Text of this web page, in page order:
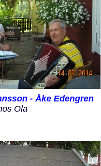
- Åke Edengren
Ola